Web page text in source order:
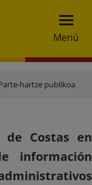
Menú
hartze publikoa
de Costas en
información